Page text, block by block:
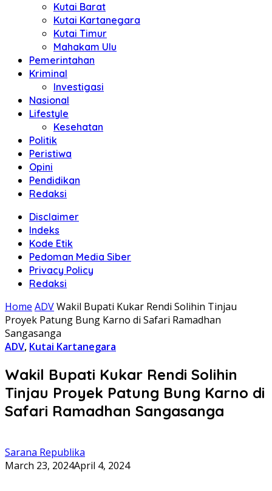
Kutai Barat
Kutai Kartanegara
Kutai Timur
Mahakam Ulu
Pemerintahan
Kriminal
Investigasi
Nasional
Lifestyle
Kesehatan
Politik
Peristiwa
Opini
Pendidikan
Redaksi
Disclaimer
Indeks
Kode Etik
Pedoman Media Siber
Privacy Policy
Redaksi
Home ADVWakil Bupati Kukar Rendi Solihin Tinjau
Proyek Patung Bung Karno di Safari Ramadhan
Sangasanga
ADV, Kutai Kartanegara
Wakil Bupati Kukar Rendi Solihin
Tinjau Proyek Patung Bung Karno di
Safari Ramadhan Sangasanga
Sarana Republika
March 23, 2024April 4, 2024